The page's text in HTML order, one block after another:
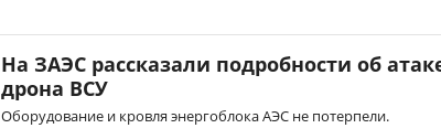
На ЗАЭС рассказали подробности об
дрона ВСУ
Оборудование и кровля энергоблока АЭС не потерпели.